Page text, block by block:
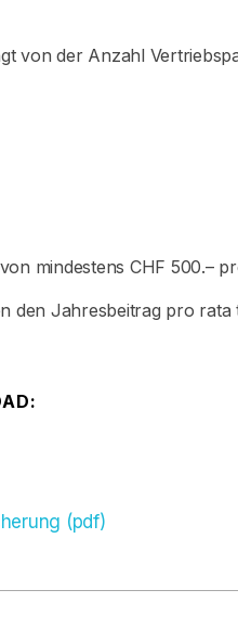
von der Anzahl
mindestens CHF 500.–
den Jahresbeitrag pro rata
(pdf)